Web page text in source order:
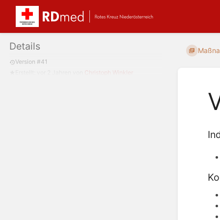
Details
Version #41
Christoph Winkler